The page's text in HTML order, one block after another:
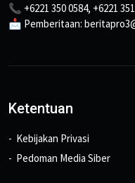
📞 +6221 350 0584, +6221
📩 Pemberitaan:
Ketentuan
Kebijakan Privasi
Pedoman Media Siber